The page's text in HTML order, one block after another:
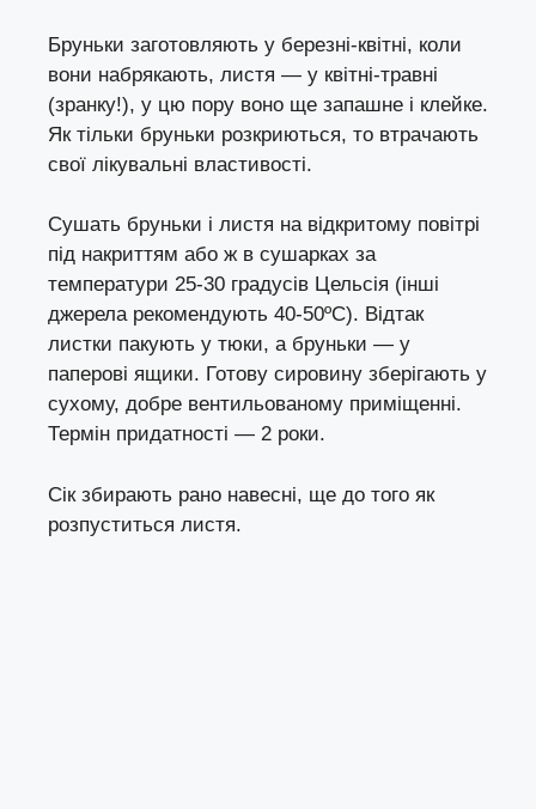
Бруньки заготовляють у березні-квітні, коли
вони набрякають, листя — у квітні-травні
(зранку!), у цю пору воно ще запашне і клейке.
Як тільки бруньки розкриються, то втрачають
свої лікувальні властивості.
Сушать бруньки і листя на відкритому повітрі
під накриттям або ж в сушарках за
температури 25-30 градусів Цельсія (інші
джерела рекомендують 40-50ºС). Відтак
листки пакують у тюки, а бруньки — у
паперові ящики. Готову сировину зберігають у
сухому, добре вентильованому приміщенні.
Термін придатності — 2 роки.
Сік збирають рано навесні, ще до того як
розпуститься листя.